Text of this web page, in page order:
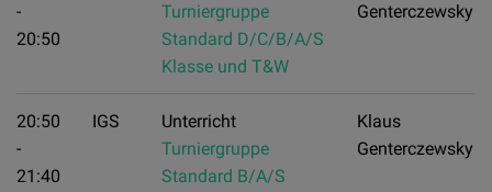
-
20:50
Turniergruppe
Standard D/C/B/A/S
Klasse und T&W
Genterczewsky
20:50
-
21:40
IGS
Unterricht
Turniergruppe
Standard B/A/S
Klaus
Genterczewsky